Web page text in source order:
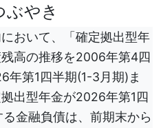
ぶやき
おいて、「確定拠出型年
高の推移を2006年第4四
年第1四半期(1-3月期)ま
出型年金が2026年第1四
金融負債は、前期末から